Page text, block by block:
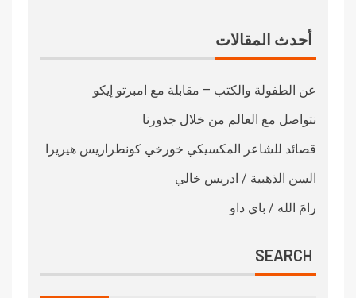
أحدث المقالات
عن الطفولة والكتب – مقابلة مع امبرتو إيكو
نتواصل مع العالم من خلال جذورنا
قصائد للشاعر المكسيكي خورخي كونطراريس هيريرا
السن الذهبية / ادريس خالي
رامَ الله / باي داو
SEARCH